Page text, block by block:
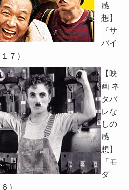
感
想】
『サ
バイ
７）
【映
画 ネ
タバ
レな
しの
感
想】
『モ
ダ
）